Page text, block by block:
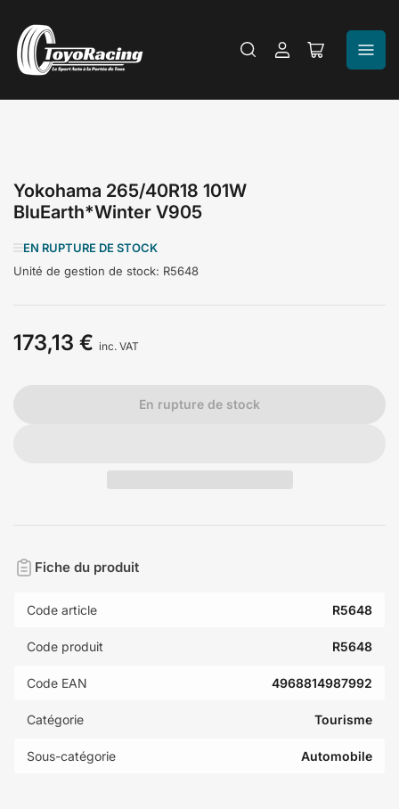
Se
Ouvrir
Yokohama 265/40R18 101W
BluEarth*Winter V905
EN RUPTURE DE STOCK
Unité de gestion de stock: R5648
Prix
173,13 € inc. VAT
En rupture de stock
Fiche du produit
Code article R5648
Code produit R5648
Code EAN 4968814987992
Catégorie Tourisme
Sous-catégorie Automobile